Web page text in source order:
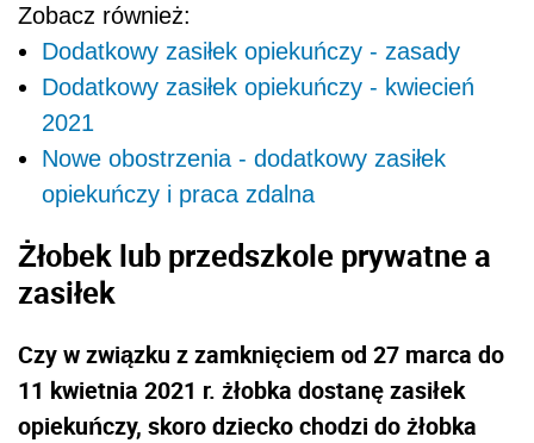
Zobacz również:
Dodatkowy zasiłek opiekuńczy - zasady
Dodatkowy zasiłek opiekuńczy - kwiecień
2021
Nowe obostrzenia - dodatkowy zasiłek
opiekuńczy i praca zdalna
Żłobek lub przedszkole prywatne a
zasiłek
Czy w związku z zamknięciem od 27 marca do
11 kwietnia 2021 r. żłobka dostanę zasiłek
opiekuńczy, skoro dziecko chodzi do żłobka